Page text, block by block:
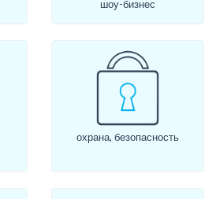
шоу-бизнес
охрана, безопасность